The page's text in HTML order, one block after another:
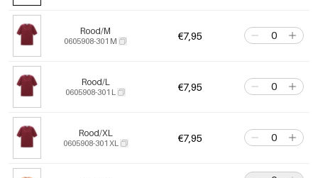
Rood/M
0605908-301 M €7,95
Rood/L
0605908-301 L €7,95
Rood/XL
0605908-301 XL €7,95